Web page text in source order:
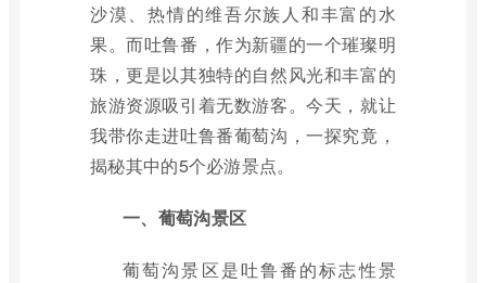
沙漠、热情的维吾尔族人和丰富的水
果。而吐鲁番，作为新疆的一个璀璨明
珠，更是以其独特的自然风光和丰富的
旅游资源吸引着无数游客。今天，就让
我带你走进吐鲁番葡萄沟，一探究竟，
揭秘其中的5个必游景点。
一、葡萄沟景区
葡萄沟景区是吐鲁番的标志性景